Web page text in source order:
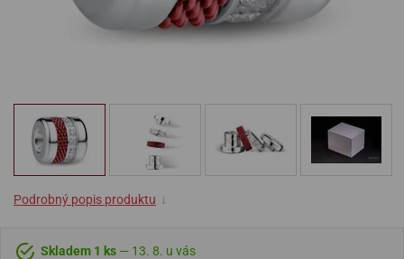
Podrobný popis produktu ↓
Skladem 1 ks — 13. 8. u vás